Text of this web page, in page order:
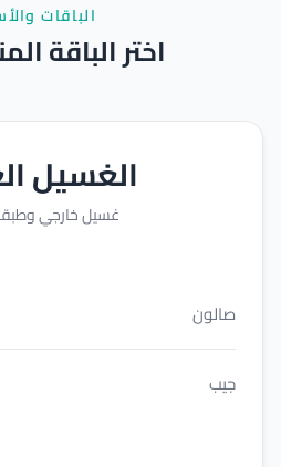
الباقات
اختر الباقة
الغسيل
غسيل خارجي
صالون
جيب